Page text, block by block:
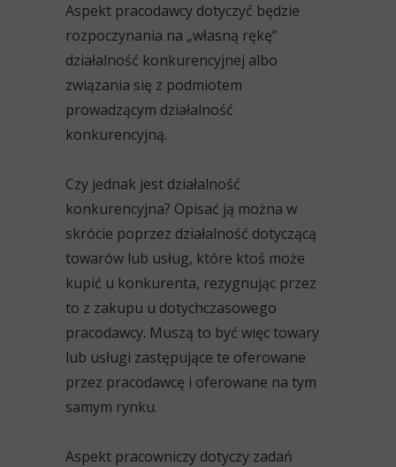
Aspekt pracodawcy dotyczyć będzie
rozpoczynania na „własną rękę”
działalność konkurencyjnej albo
związania się z podmiotem
prowadzącym działalność
konkurencyjną.
Czy jednak jest działalność
konkurencyjna? Opisać ją można w
skrócie poprzez działalność dotyczącą
towarów lub usług, które ktoś może
kupić u konkurenta, rezygnując przez
to z zakupu u dotychczasowego
pracodawcy. Muszą to być więc towary
lub usługi zastępujące te oferowane
przez pracodawcę i oferowane na tym
samym rynku.
Aspekt pracowniczy dotyczy zadań